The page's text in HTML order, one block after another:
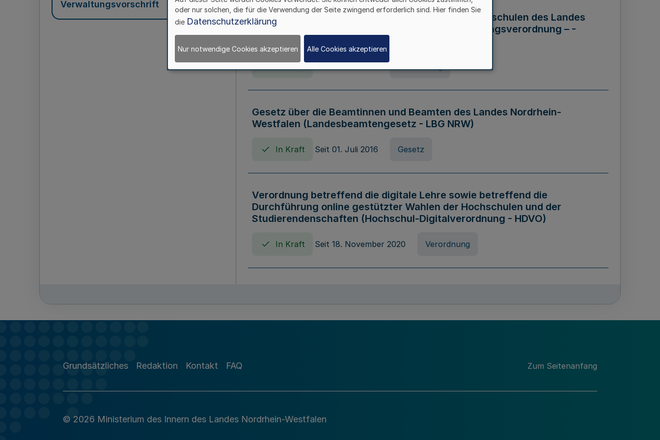
Verwaltungsvorschrift
Verordnung über die Wirtschaftsführung der Hochschulen des Landes
Nordrhein-Westfalen (Hochschulwirtschaftsführungsverordnung – -
Gesetz über die Beamtinnen und Beamten des Landes Nordrhein-
Westfalen (Landesbeamtengesetz - LBG NRW)
In Kraft Seit 01. Juli 2016 Gesetz
Verordnung betreffend die digitale Lehre sowie betreffend die
Durchführung online gestützter Wahlen der Hochschulen und der
Studierendenschaften (Hochschul-Digitalverordnung - HDVO)
In Kraft Seit 18. November 2020 Verordnung
(Hochschulabgabenverordnung - HAbg-VO)
Gesetz über die Kunsthochschulen des Landes Nordrhein-Westfalen
Grundsätzliches Redaktion Kontakt FAQ Zum Seitenanfang
© 2026 Ministerium des Innern des Landes Nordrhein-Westfalen
oder nur solchen, die für die Verwendung der Seite zwingend erforderlich sind. Hier finden Sie
die Datenschutzerklärung
Nur notwendige Cookies akzeptieren Alle Cookies akzeptieren